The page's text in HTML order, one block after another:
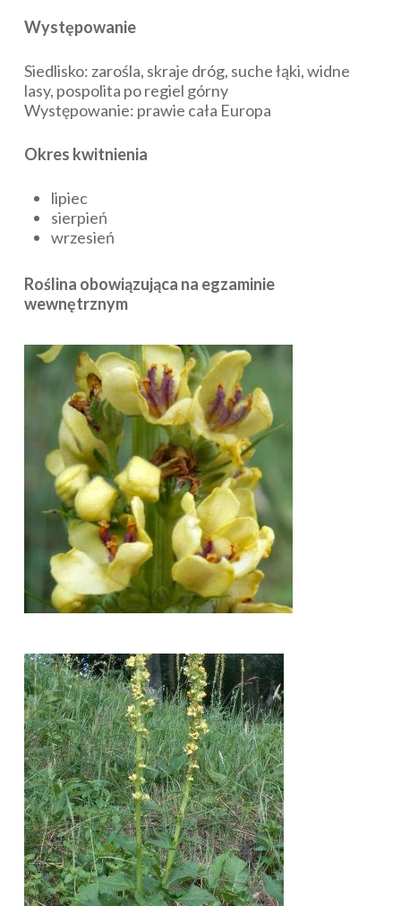
Występowanie
Siedlisko: zarośla, skraje dróg, suche łąki, widne
lasy, pospolita po regiel górny
Występowanie: prawie cała Europa
Okres kwitnienia
lipiec
sierpień
wrzesień
Roślina obowiązująca na egzaminie
wewnętrznym